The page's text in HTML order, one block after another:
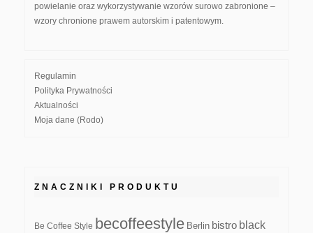
powielanie oraz wykorzystywanie wzorów surowo zabronione –
wzory chronione prawem autorskim i patentowym.
Regulamin
Polityka Prywatności
Aktualności
Moja dane (Rodo)
ZNACZNIKI PRODUKTU
Be Coffee Style becoffeestyle Berlin bistro black